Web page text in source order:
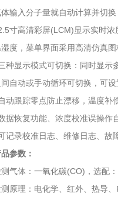
入分子量就自动计算并切换
高清彩屏(LCM)显示实时浓
，菜单界面采用高清仿真图
显示模式可切换：同时显示多
动或手动循环可切换，可设
跟踪零点防止漂移，温度补偿
恢复功能、浓度校准误操作自
录校准日志、维修日志、故
参数：
体：一氧化碳(CO)，选配：
理：电化学、红外、热导、